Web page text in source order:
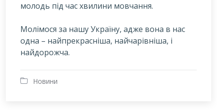
молодь під час хвилини мовчання.
Молімося за нашу Україну, адже вона в нас
одна – найпрекрасніша, найчарівніша, і
найдорожча.
Новини